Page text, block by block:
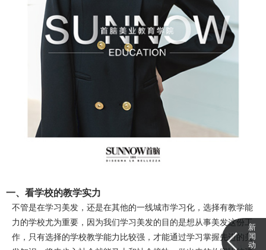
一、看学校的教学实力
不管是在学习美发，还是在其他的一线城市学习化，选择有教学能
力的学校尤为重要，因为我们学习美发的目的是想从事美发这份工
作，只有选择的学校教学能力比较强，才能通过学习掌握先进的美
新
闻
动